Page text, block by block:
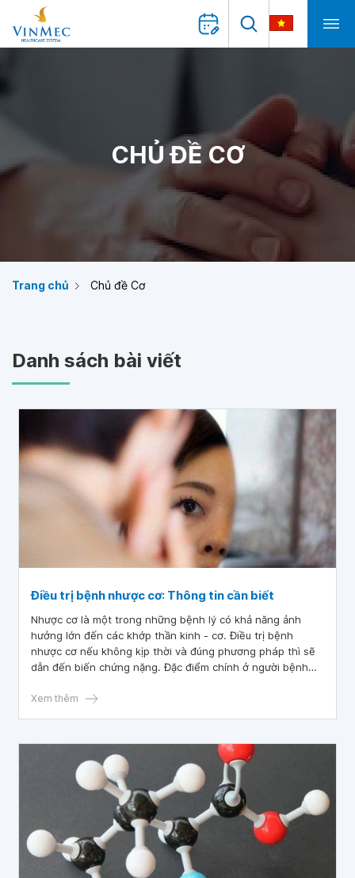
CHỦ ĐỀ CƠ
Trang chủ Chủ đề Cơ
Danh sách bài viết
Điều trị bệnh nhược cơ: Thông tin cần biết
Nhược cơ là một trong những bệnh lý có khả năng ảnh
hưởng lớn đến các khớp thần kinh - cơ. Điều trị bệnh
nhược cơ nếu không kịp thời và đúng phương pháp thì sẽ
dẫn đến biến chứng nặng. Đặc điểm chính ở người bệnh
thêm khi người bệnh gắng sức và cải thiện khi được nghỉ
Xem thêm